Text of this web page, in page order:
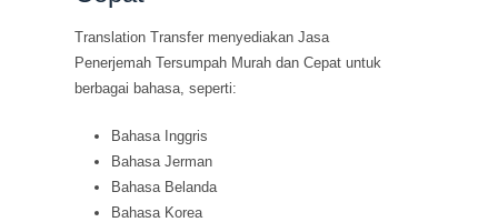
Translation Transfer menyediakan Jasa
Penerjemah Tersumpah Murah dan Cepat untuk
berbagai bahasa, seperti:
Bahasa Inggris
Bahasa Jerman
Bahasa Belanda
Bahasa Korea